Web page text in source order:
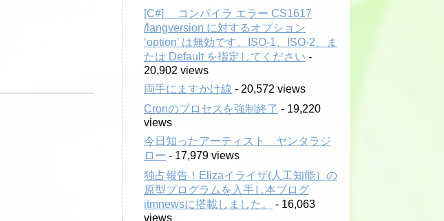
[C#] コンパイラ エラー CS1617
/langversion に対するオプション
‘option’ は無効です。ISO-1、ISO-2、ま
たは Default を指定してください -
20,902 views
両手にますかけ線 - 20,572 views
Cronのプロセスを強制終了 - 19,220
views
今日知ったアーティスト ヤンタラジ
ロー - 17,979 views
独占報告！Elizaイライザ(人工知能）の
原型プログラムを入手し本ブログ
itmnewsに搭載しました。
- 16,063
views